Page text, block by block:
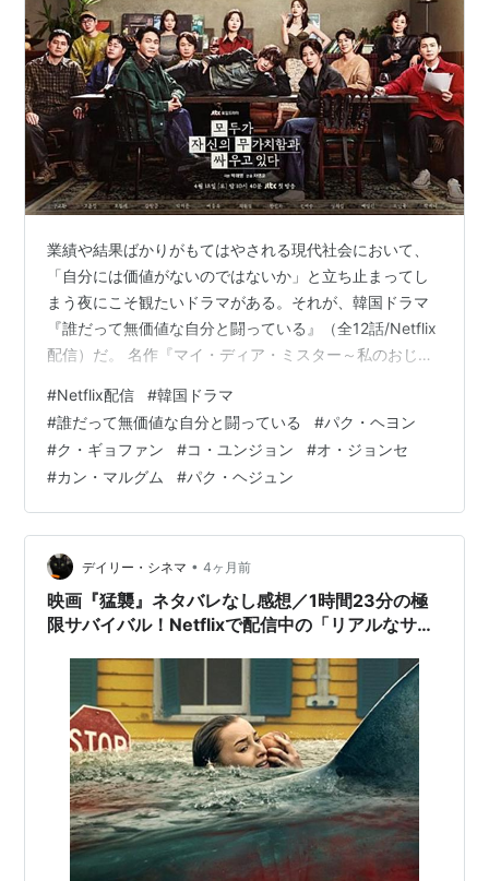
業績や結果ばかりがもてはやされる現代社会において、
「自分には価値がないのではないか」と立ち止まってし
まう夜にこそ観たいドラマがある。それが、韓国ドラマ
『誰だって無価値な自分と闘っている』（全12話/Netflix
配信）だ。 名作『マイ・ディア・ミスター～私のおじさ
孤独や疎外感を描くことに定評のある脚本家パク・ヘヨ
ンと、繊細な心理描写を得意とする監督チャ・ヨンフン
がタッグを組んだ本作は、JTBCおよびNetflixを通じて配
信され、大きな反響を呼んだ。 出演したどの俳優も素晴
らしい演技を見せているが、とりわけ、主人公のファ
ン・ドンマンを演じたク・…
#Netflix配信 #韓国ドラマ
#誰だって無価値な自分と闘っている #パク・ヘヨン
#ク・ギョファン #コ・ユンジョン #オ・ジョンセ
#カン・マルグム #パク・ヘジュン
デイリー・シネマ • 4ヶ月前
映画『猛襲』ネタバレなし感想／1時間23分の極
限サバイバル！Netflixで配信中の「リアルなサメ